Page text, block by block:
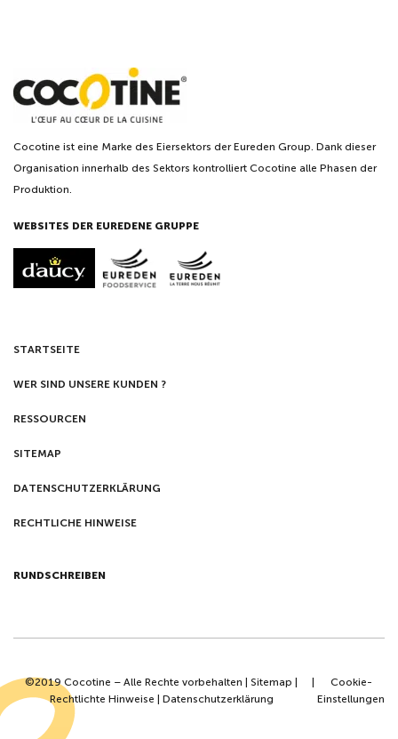
Cocotine ist eine Marke des Eiersektors der Eureden Group. Dank dieser
Organisation innerhalb des Sektors kontrolliert Cocotine alle Phasen der
Produktion.
WEBSITES DER EUREDENE GRUPPE
STARTSEITE
WER SIND UNSERE KUNDEN ?
RESSOURCEN
SITEMAP
DATENSCHUTZERKLÄRUNG
RECHTLICHE HINWEISE
RUNDSCHREIBEN
©2019 Cocotine – Alle Rechte vorbehalten | Sitemap
Rechtlichte Hinweise
Datenschutzerklärung
Cookie-
Einstellungen